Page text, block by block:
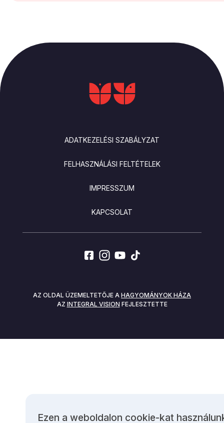
ADATKEZELÉSI SZABÁLYZAT
FELHASZNÁLÁSI FELTÉTELEK
IMPRESSZUM
KAPCSOLAT
SOCIALS
AZ OLDAL ÜZEMELTETŐJE A HAGYOMÁNYOK HÁZA
AZ INTEGRAL VISION FEJLESZTETTE
Ezen a weboldalon cookie-kat